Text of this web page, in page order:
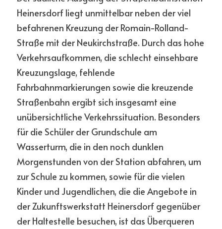
Heinersdorf liegt unmittelbar neben der viel
befahrenen Kreuzung der Romain-Rolland-
Straße mit der Neukirchstraße. Durch das hohe
Verkehrsaufkommen, die schlecht einsehbare
Kreuzungslage, fehlende
Fahrbahnmarkierungen sowie die kreuzende
Straßenbahn ergibt sich insgesamt eine
unübersichtliche Verkehrssituation. Besonders
für die Schüler der Grundschule am
Wasserturm, die in den noch dunklen
Morgenstunden von der Station abfahren, um
zur Schule zu kommen, sowie für die vielen
Kinder und Jugendlichen, die die Angebote in
der Zukunftswerkstatt Heinersdorf gegenüber
der Haltestelle besuchen, ist das Überqueren